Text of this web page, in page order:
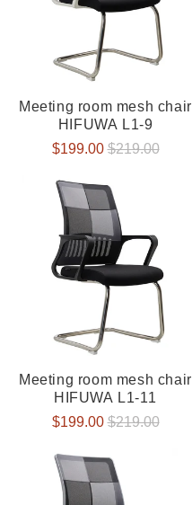
Meeting room mesh chair
HIFUWA L1-9
Verkaufspreis
$199.00 Normaler
$219.00
Meeting room mesh chair
HIFUWA L1-11
Verkaufspreis
$199.00 Normaler
$219.00